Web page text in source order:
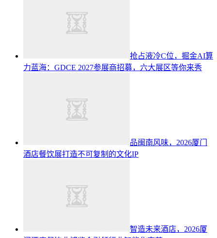
抢占液冷C位，掘金AI算
力蓝海：GDCE 2027参展商招募，六大展区等你来秀
品闽南风味，2026厦门
酒店餐饮展打造不可复制的文化IP
智造未来酒店，2026厦